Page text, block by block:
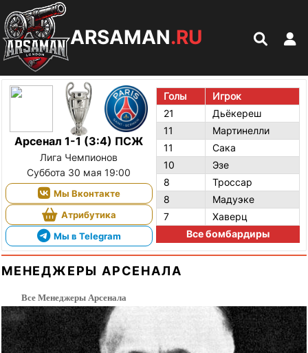
ARSAMAN.RU
Арсенал 1-1 (3:4) ПСЖ
Лига Чемпионов
Суббота 30 мая 19:00
Мы Вконтакте
Атрибутика
Мы в Telegram
Голы
Игрок
21
Дьёкереш
11
Мартинелли
11
Сака
10
Эзе
8
Троссар
8
Мадуэке
7
Хаверц
Все бомбардиры
МЕНЕДЖЕРЫ АРСЕНАЛА
Все Менеджеры Арсенала